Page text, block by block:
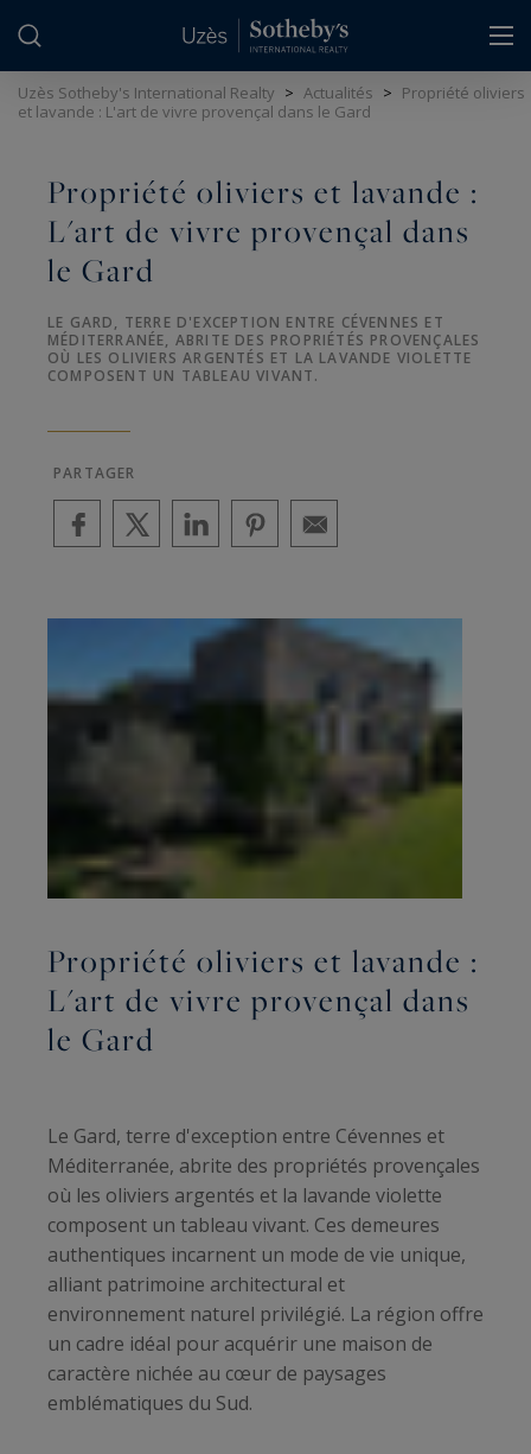
Uzès Sotheby's International Realty > Actualités > Propriété oliviers
et lavande : L'art de vivre provençal dans le Gard
Propriété oliviers et lavande :
L'art de vivre provençal dans
le Gard
LE GARD, TERRE D'EXCEPTION ENTRE CÉVENNES ET
MÉDITERRANÉE, ABRITE DES PROPRIÉTÉS PROVENÇALES
OÙ LES OLIVIERS ARGENTÉS ET LA LAVANDE VIOLETTE
COMPOSENT UN TABLEAU VIVANT.
PARTAGER
Propriété oliviers et lavande :
L'art de vivre provençal dans
le Gard
Le Gard, terre d'exception entre Cévennes et
Méditerranée, abrite des propriétés provençales
où les oliviers argentés et la lavande violette
composent un tableau vivant. Ces demeures
authentiques incarnent un mode de vie unique,
alliant patrimoine architectural et
environnement naturel privilégié. La région offre
un cadre idéal pour acquérir une maison de
caractère nichée au cœur de paysages
emblématiques du Sud.